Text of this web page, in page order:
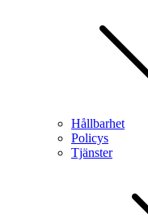
Hållbarhet
Policys
Tjänster